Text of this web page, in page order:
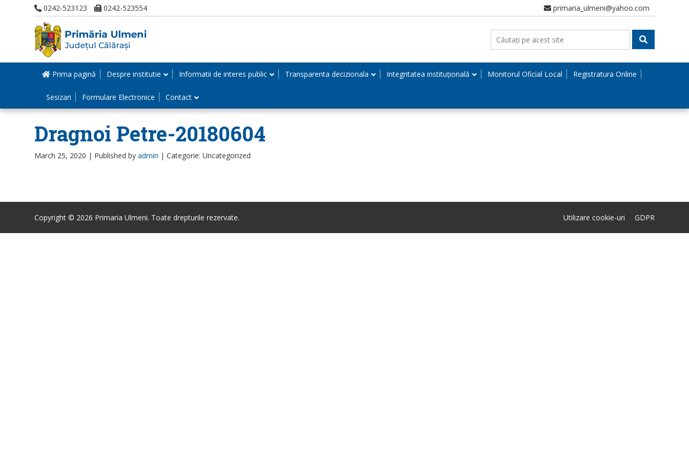
0242-523123 0242-523554 primaria_ulmeni@yahoo.com
Prima pagină Despre institutie Informatii de interes public Transparenta decizionala Integritatea instituțională Monitorul Oficial Local Registratura Online
Sesizari Formulare Electronice Contact
Dragnoi Petre-20180604
March 25, 2020 | Published by admin | Categorie: Uncategorized
Copyright © 2026 Primaria Ulmeni. Toate drepturile rezervate. Utilizare cookie-uri GDPR